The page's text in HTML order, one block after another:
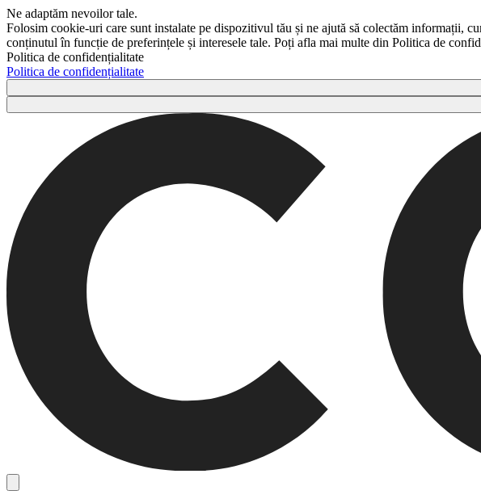
Ne adaptăm nevoilor tale.
Folosim cookie-uri care sunt instalate pe dispozitivul tău și ne ajută să colectăm informații,
conținutul în funcție de preferințele și interesele tale. Poți afla mai multe din Politica de
Politica de confidențialitate
Politica de confidențialitate